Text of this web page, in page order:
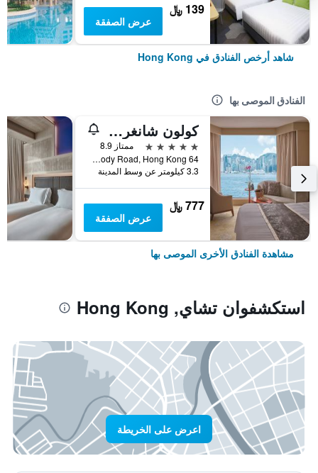
139 ﷼
عرض الصفقة
شاهد أرخص الفنادق في Hong Kong
الفنادق الموصى بها
كولون شانغري- لا
5 نجوم
ممتاز 8.9
64 Mody Road, Hong Kong, هونغ كونغ
3.3 كيلومتر عن وسط المدينة
777 ﷼
عرض الصفقة
مشاهدة الفنادق الأخرى الموصى بها
استكشفوان تشاي, Hong Kong
اعرض على الخريطة